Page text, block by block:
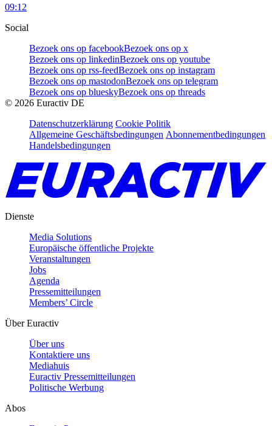
09:12
Social
Bezoek ons op facebookBezoek ons op x
Bezoek ons op linkedinBezoek ons op youtube
Bezoek ons op rss-feedBezoek ons op instagram
Bezoek ons op mastodonBezoek ons op telegram
Bezoek ons op blueskyBezoek ons op threads
© 2026 Euractiv DE
Datenschutzerklärung Cookie Politik
Allgemeine Geschäftsbedingungen Abonnementbedingungen
Handelsbedingungen
Dienste
Media Solutions
Europäische öffentliche Projekte
Veranstaltungen
Jobs
Agenda
Pressemitteilungen
Members’ Circle
Über Euractiv
Über uns
Kontaktiere uns
Mediahuis
Euractiv Pressemitteilungen
Politische Werbung
Abos